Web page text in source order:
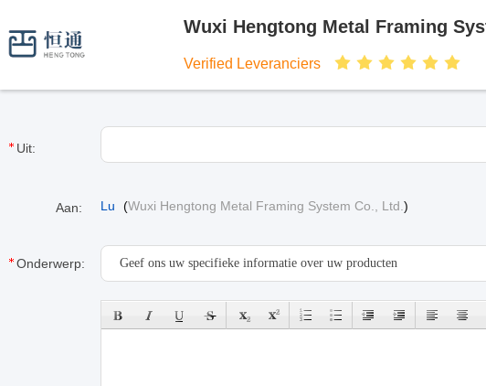
Wuxi Hengtong Metal Framing
Verified Leveranciers
Uit:
Aan: Lu (Wuxi Hengtong Metal Framing System Co., Ltd. )
Onderwerp: